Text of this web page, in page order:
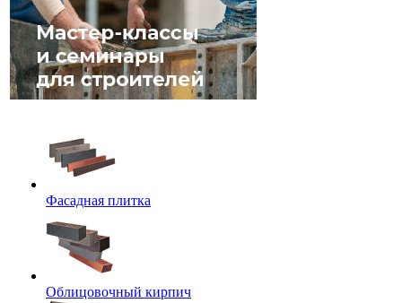
Фасадная плитка
Облицовочный кирпич